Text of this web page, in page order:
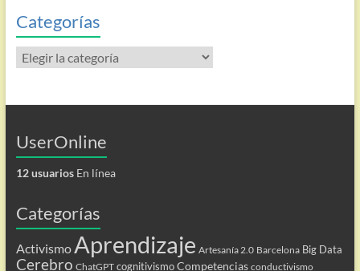
Categorías
Categorías
UserOnline
12 usuariosEn línea
Categorías
Activismo Aprendizaje Artesanía 2.0 Barcelona Big Data
Cerebro ChatGPT cognitivismo Competencias conductivismo